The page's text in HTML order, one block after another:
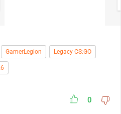
GamerLegion Legacy CS:GO
0